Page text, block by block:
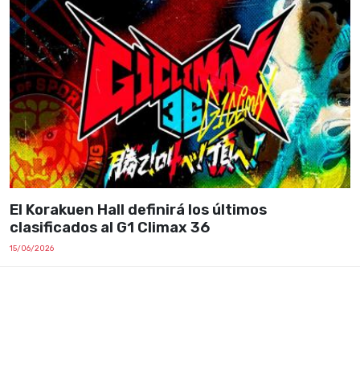
El Korakuen Hall definirá los últimos
clasificados al G1 Climax 36
15/06/2026